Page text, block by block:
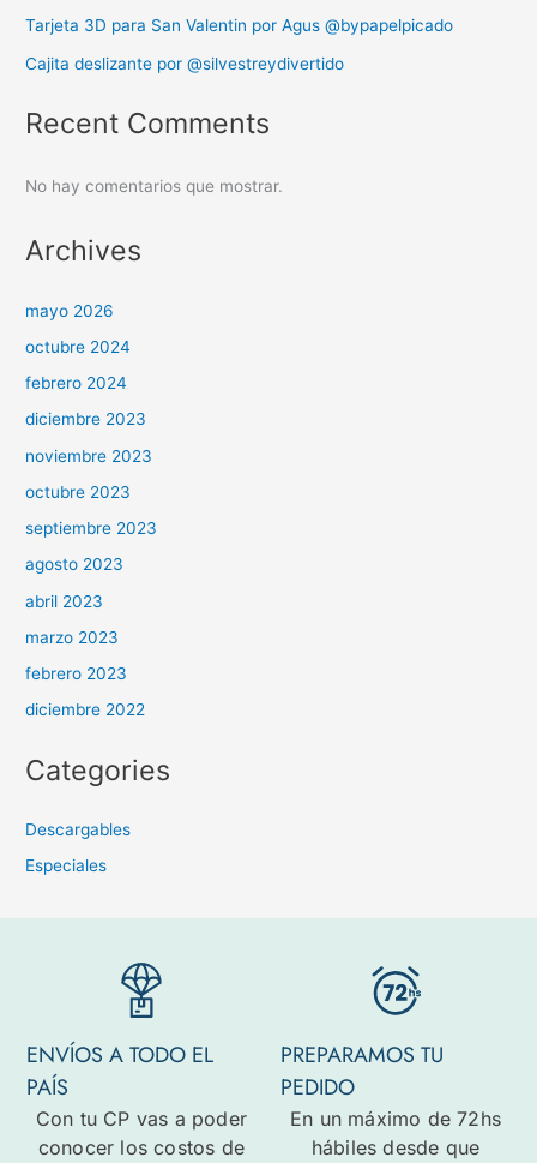
Tarjeta 3D para San Valentin por Agus @bypapelpicado
Cajita deslizante por @silvestreydivertido
Recent Comments
No hay comentarios que mostrar.
Archives
mayo 2026
octubre 2024
febrero 2024
diciembre 2023
noviembre 2023
octubre 2023
septiembre 2023
agosto 2023
abril 2023
marzo 2023
febrero 2023
diciembre 2022
Categories
Descargables
Especiales
ENVÍOS A TODO EL
PAÍS
Con tu CP vas a poder
conocer los costos de
PREPARAMOS TU
PEDIDO
En un máximo de 72hs
hábiles desde que